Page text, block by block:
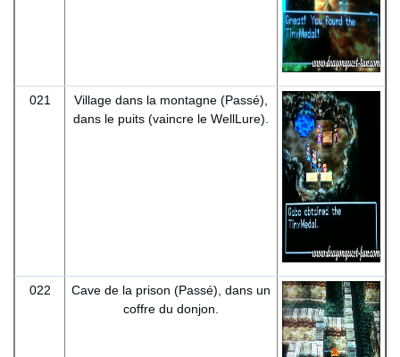
021
Village dans la montagne (Passé),
dans le puits (vaincre le WellLure).
022
Cave de la prison (Passé), dans un
coffre du donjon.